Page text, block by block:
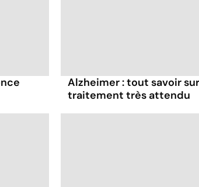
Alzheimer : tout savoir
traitement très attendu